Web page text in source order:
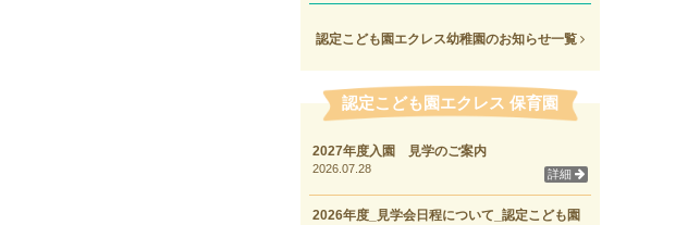
認定こども園エクレス幼稚園のお知らせ一覧
認定こども園エクレス 保育園
2027年度入園 見学のご案内
2026.07.28 詳細
2026年度_見学会日程について_認定こども園